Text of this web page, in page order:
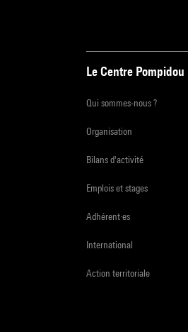
Le Centre Pompidou
Qui sommes-nous ?
Organisation
Bilans d'activité
Emplois et stages
Adhérent·es
International
Action territoriale